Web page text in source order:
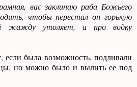
вас заклинаю раба Божьего
чтобы перестал он горькую
жажду утоляет, а про водку
если была возможность, подливали
но можно было и вылить ее под